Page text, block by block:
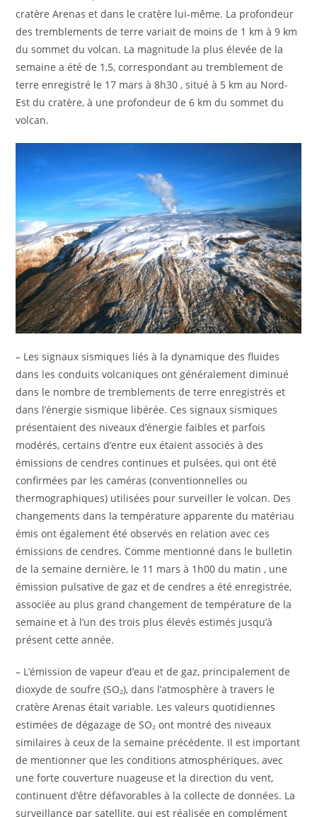
cratère Arenas et dans le cratère lui-même. La profondeur
des tremblements de terre variait de moins de 1 km à 9 km
du sommet du volcan. La magnitude la plus élevée de la
semaine a été de 1,5, correspondant au tremblement de
terre enregistré le 17 mars à 8h30 , situé à 5 km au Nord-
Est du cratère, à une profondeur de 6 km du sommet du
volcan.
– Les signaux sismiques liés à la dynamique des fluides
dans les conduits volcaniques ont généralement diminué
dans le nombre de tremblements de terre enregistrés et
dans l’énergie sismique libérée. Ces signaux sismiques
présentaient des niveaux d’énergie faibles et parfois
modérés, certains d’entre eux étaient associés à des
émissions de cendres continues et pulsées, qui ont été
confirmées par les caméras (conventionnelles ou
thermographiques) utilisées pour surveiller le volcan. Des
changements dans la température apparente du matériau
émis ont également été observés en relation avec ces
émissions de cendres. Comme mentionné dans le bulletin
de la semaine dernière, le 11 mars à 1h00 du matin , une
émission pulsative de gaz et de cendres a été enregistrée,
associée au plus grand changement de température de la
semaine et à l’un des trois plus élevés estimés jusqu’à
présent cette année.
– L’émission de vapeur d’eau et de gaz, principalement de
dioxyde de soufre (SO₂), dans l’atmosphère à travers le
cratère Arenas était variable. Les valeurs quotidiennes
estimées de dégazage de SO₂ ont montré des niveaux
similaires à ceux de la semaine précédente. Il est important
de mentionner que les conditions atmosphériques, avec
une forte couverture nuageuse et la direction du vent,
continuent d’être défavorables à la collecte de données. La
surveillance par satellite, qui est réalisée en complément